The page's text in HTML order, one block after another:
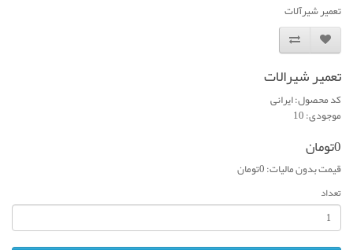
تعمیر شیرآلات
تعمیر شیرالات
کد محصول: ایرانی
موجودی: 10
0تومان
قیمت بدون مالیات: 0تومان
تعداد